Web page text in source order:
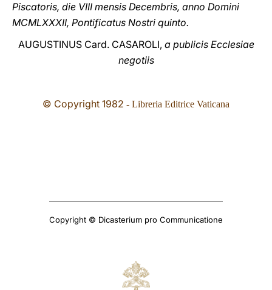
Piscatoris, die VIII mensis Decembris, anno Domini
MCMLXXXII, Pontificatus Nostri quinto.
AUGUSTINUS Card. CASAROLI, a publicis Ecclesiae
negotiis
© Copyright 1982 - Libreria Editrice Vaticana
Copyright © Dicasterium pro Communicatione